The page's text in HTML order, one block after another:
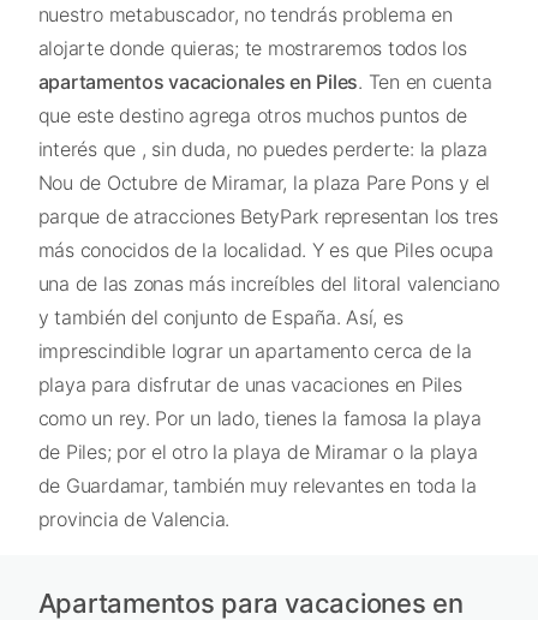
nuestro metabuscador, no tendrás problema en
alojarte donde quieras; te mostraremos todos los
apartamentos vacacionales en Piles. Ten en cuenta
que este destino agrega otros muchos puntos de
interés que , sin duda, no puedes perderte: la plaza
Nou de Octubre de Miramar, la plaza Pare Pons y el
parque de atracciones BetyPark representan los tres
más conocidos de la localidad. Y es que Piles ocupa
una de las zonas más increíbles del litoral valenciano
y también del conjunto de España. Así, es
imprescindible lograr un apartamento cerca de la
playa para disfrutar de unas vacaciones en Piles
como un rey. Por un lado, tienes la famosa la playa
de Piles; por el otro la playa de Miramar o la playa
de Guardamar, también muy relevantes en toda la
provincia de Valencia.
Apartamentos para vacaciones en